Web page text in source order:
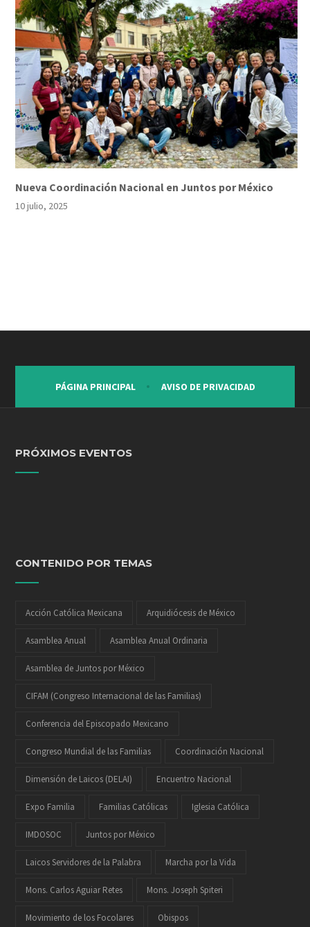
Nueva Coordinación Nacional en Juntos por México
10 julio, 2025
PÁGINA PRINCIPAL AVISO DE PRIVACIDAD
PRÓXIMOS EVENTOS
CONTENIDO POR TEMAS
Acción Católica Mexicana Arquidiócesis de México
Asamblea Anual Asamblea Anual Ordinaria
Asamblea de Juntos por México
CIFAM (Congreso Internacional de las Familias)
Conferencia del Episcopado Mexicano
Congreso Mundial de las Familias Coordinación Nacional
Dimensión de Laicos (DELAI) Encuentro Nacional
Expo Familia Familias Católicas Iglesia Católica
IMDOSOC Juntos por México
Laicos Servidores de la Palabra Marcha por la Vida
Mons. Carlos Aguiar Retes Mons. Joseph Spiteri
Movimiento de los Focolares Obispos